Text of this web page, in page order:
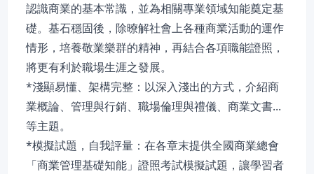
認識商業的基本常識，並為相關專業領域知能奠定基
礎。基石穩固後，除暸解社會上各種商業活動的運作
情形，培養敬業樂群的精神，再結合各項職能證照，
將更有利於職場生涯之發展。
*淺顯易懂、架構完整：以深入淺出的方式，介紹商
業概論、管理與行銷、職場倫理與禮儀、商業文書...
等主題。
*模擬試題，自我評量：在各章末提供全國商業總會
「商業管理基礎知能」證照考試模擬試題，讓學習者